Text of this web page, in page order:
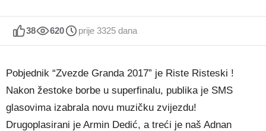
38 620 prije 3325 dana
Pobjednik “Zvezde Granda 2017” je Riste Risteski !
Nakon žestoke borbe u superfinalu, publika je SMS
glasovima izabrala novu muzičku zvijezdu!
Drugoplasirani je Armin Dedić, a treći je naš Adnan